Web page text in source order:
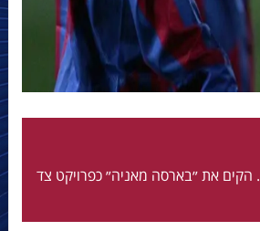
חי ונושם בלאוגרנה מאז 1991. הקים את ״בארסה מאניה״ כפרויקט צד